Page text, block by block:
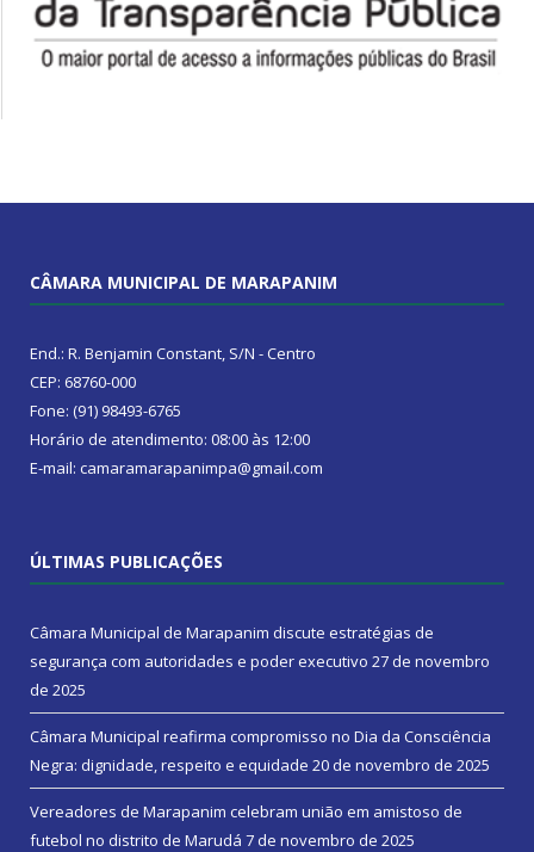
CÂMARA MUNICIPAL DE MARAPANIM
End.: R. Benjamin Constant, S/N - Centro
CEP: 68760-000
Fone: (91) 98493-6765
Horário de atendimento: 08:00 às 12:00
E-mail: camaramarapanimpa@gmail.com
ÚLTIMAS PUBLICAÇÕES
Câmara Municipal de Marapanim discute estratégias de
segurança com autoridades e poder executivo 27 de novembro
de 2025
Câmara Municipal reafirma compromisso no Dia da Consciência
Negra: dignidade, respeito e equidade 20 de novembro de 2025
Vereadores de Marapanim celebram união em amistoso de
futebol no distrito de Marudá 7 de novembro de 2025